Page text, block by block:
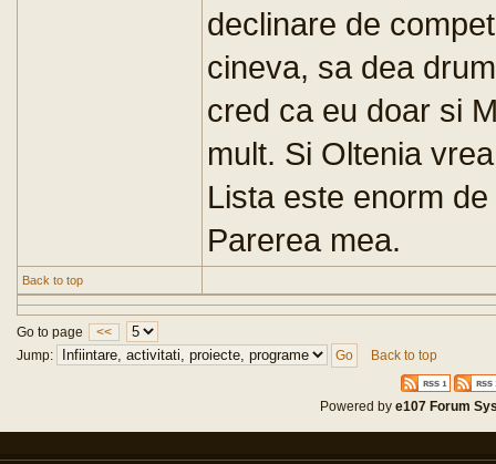
declinare de
cineva, sa dea
cred ca eu doar si
mult. Si Oltenia
Lista este enorm
Parerea mea.
Back to top
Go to page
<<
Jump:
Back to top
Powered bye107 Forum